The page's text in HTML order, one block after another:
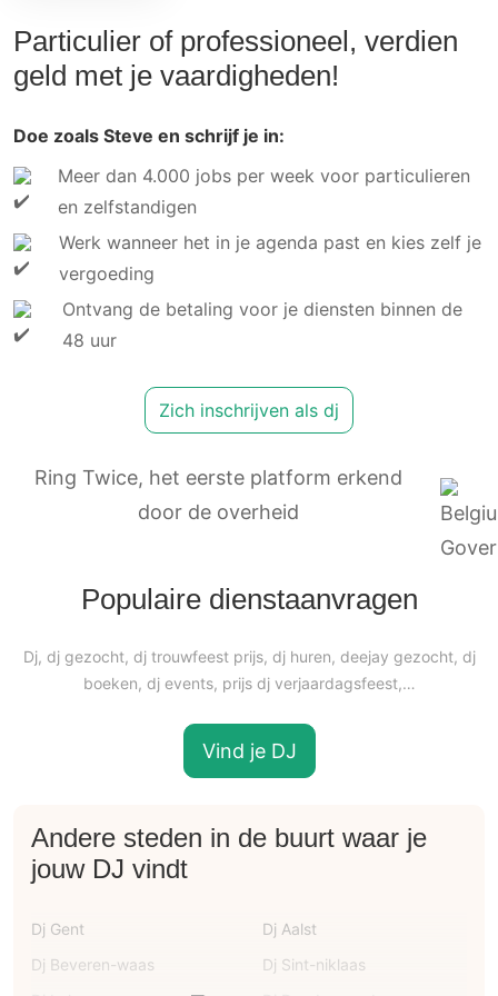
Particulier of professioneel, verdien
geld met je vaardigheden!
Doe zoals Steve en schrijf je in:
Meer dan 4.000 jobs per week voor particulieren
en zelfstandigen
Werk wanneer het in je agenda past en kies zelf je
vergoeding
Ontvang de betaling voor je diensten binnen de
48 uur
Zich inschrijven als dj
Ring Twice, het eerste platform erkend
door de overheid
Populaire dienstaanvragen
Dj, dj gezocht, dj trouwfeest prijs, dj huren, deejay gezocht, dj
boeken, dj events, prijs dj verjaardagsfeest,…
Vind je DJ
Andere steden in de buurt waar je
jouw DJ vindt
Dj Gent
Dj Aalst
Dj Beveren-waas
Dj Sint-niklaas